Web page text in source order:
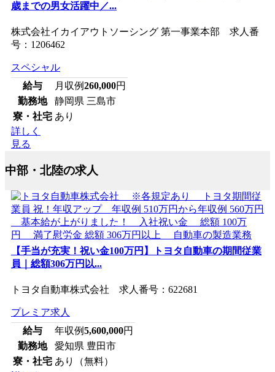
歳までの男女活躍中／...
株式会社イカイアウトソーシング 第一事業本部 求人番
号：1206462
スペシャル
給与
月収例260,000円
勤務地
静岡県 三島市
寮・社宅 あり
詳しく
見る
中部・北陸の求人
【手当が充実！祝い金100万円】トヨタ自動車の期間従業
員｜総額306万円以...
トヨタ自動車株式会社 求人番号：622681
プレミア求人
給与
年収例5,600,000円
勤務地
愛知県 豊田市
寮・社宅 あり（無料）